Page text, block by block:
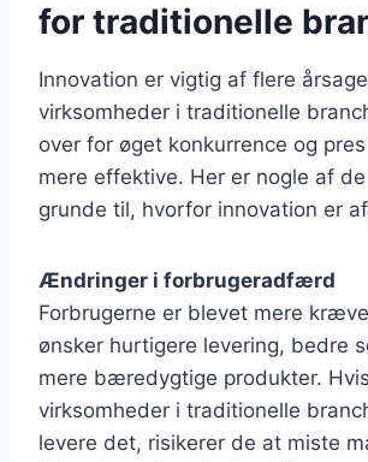
for traditionelle
Innovation er vigtig af flere
virksomheder i traditionelle
over for øget konkurrence og
mere effektive. Her er nogle af
grunde til, hvorfor innovation er
Ændringer i forbrugeradfærd
Forbrugerne er blevet mere
ønsker hurtigere levering, bedre
mere bæredygtige produkter. Hvis
virksomheder i traditionelle
levere det, risikerer de at miste